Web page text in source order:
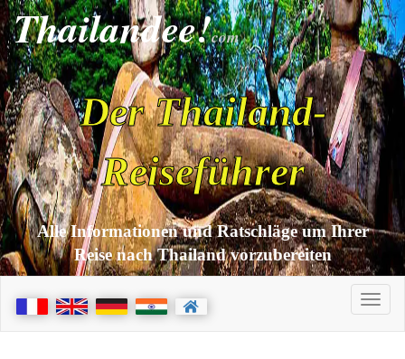
Thailandee!com
Der Thailand-
Reiseführer
Alle Informationen und Ratschläge um Ihrer
Reise nach Thailand vorzubereiten